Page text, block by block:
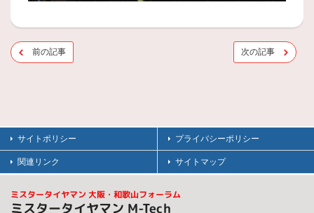
前の記事 次の記事
サイトポリシー プライバシーポリシー
関連リンク サイトマップ
ミスタータイヤマン 大阪・和歌山フォーラム
ミスタータイヤマン M-Tech